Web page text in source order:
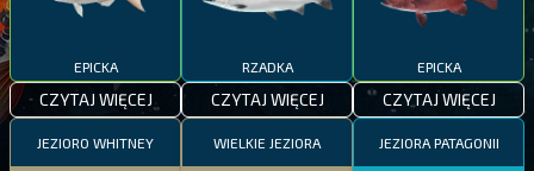
EPICKA
CZYTAJ WIĘCEJ
RZADKA
CZYTAJ WIĘCEJ
EPICKA
CZYTAJ WIĘCEJ
JEZIORO WHITNEY WIELKIE JEZIORA JEZIORA PATAGONII